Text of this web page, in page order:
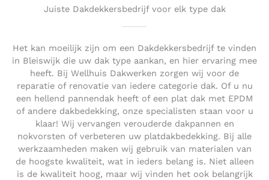
Juiste Dakdekkersbedrijf voor elk type dak
Het kan moeilijk zijn om een Dakdekkersbedrijf te vinden
in Bleiswijk die uw dak type aankan, en hier ervaring mee
heeft. Bij Wellhuis Dakwerken zorgen wij voor de
reparatie of renovatie van iedere categorie dak. Of u nu
een hellend pannendak heeft of een plat dak met EPDM
of andere dakbedekking, onze specialisten staan voor u
klaar! Wij vervangen verouderde dakpannen en
nokvorsten of verbeteren uw platdakbedekking. Bij alle
werkzaamheden maken wij gebruik van materialen van
de hoogste kwaliteit, wat in ieders belang is. Niet alleen
is de kwaliteit hoog, maar wij vinden het ook belangrijk